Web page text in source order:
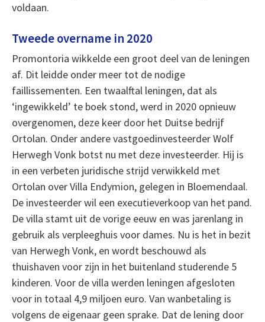
voldaan.
Tweede overname in 2020
Promontoria wikkelde een groot deel van de leningen
af. Dit leidde onder meer tot de nodige
faillissementen. Een twaalftal leningen, dat als
‘ingewikkeld’ te boek stond, werd in 2020 opnieuw
overgenomen, deze keer door het Duitse bedrijf
Ortolan. Onder andere vastgoedinvesteerder Wolf
Herwegh Vonk botst nu met deze investeerder. Hij is
in een verbeten juridische strijd verwikkeld met
Ortolan over Villa Endymion, gelegen in Bloemendaal.
De investeerder wil een executieverkoop van het pand.
De villa stamt uit de vorige eeuw en was jarenlang in
gebruik als verpleeghuis voor dames. Nu is het in bezit
van Herwegh Vonk, en wordt beschouwd als
thuishaven voor zijn in het buitenland studerende 5
kinderen. Voor de villa werden leningen afgesloten
voor in totaal 4,9 miljoen euro. Van wanbetaling is
volgens de eigenaar geen sprake. Dat de lening door